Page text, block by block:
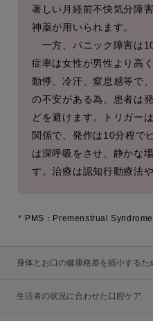
著しい月経前不快気分障
神薬が用いられます。
一方、パニック障害は
症率は女性が男性より高
動悸、冷汗、窒息感等で
の不安がある為、患者は
どを避けます。トリガー
関係で、発作は10分程で
は深呼吸をさせ、静かな
す。治療は認知行動療法
* PMS：Premenstrual Syndrome
身体とお口の健康格差を縮小するた
生活者の状況に合わせた口腔ケア